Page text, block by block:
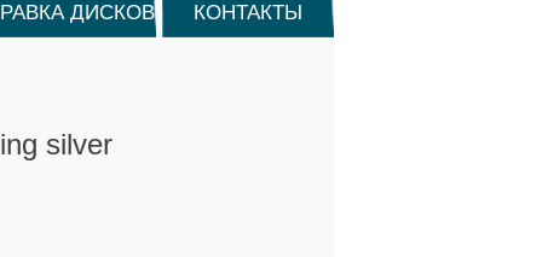
ДИСКОВ КОНТАКТЫ
silver